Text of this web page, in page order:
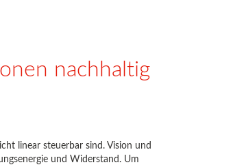
nachhaltig
linear steuerbar sind. Vision und
und Widerstand. Um